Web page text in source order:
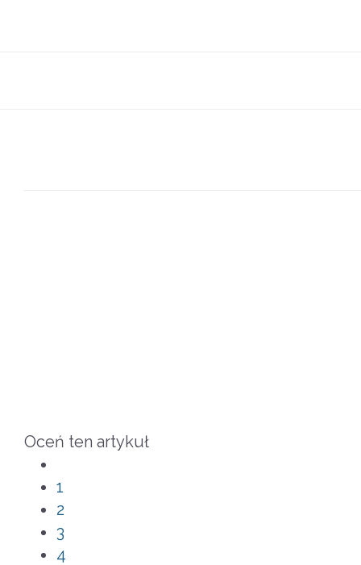
Oceń ten artykuł
1
2
3
4